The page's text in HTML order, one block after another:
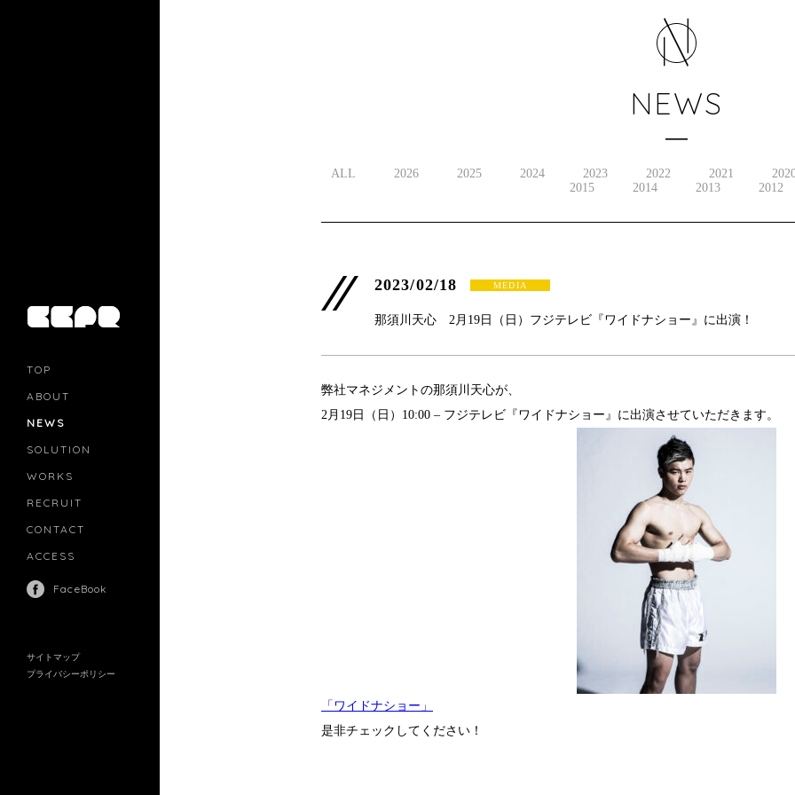
TOP
ABOUT
NEWS
SOLUTION
WORKS
RECRUIT
CONTACT
ACCESS
FaceBook
サイトマップ
プライバシーポリシー
MOVIE MARKETING
INFLUENCERS MARKETING
NEWS
ALL 2026 2025 2024 2023 2022 2021
2015
2014 2013 2012
2023/02/18 MEDIA
那須川天心 2月19日（日）フジテレビ『ワイドナショー』に出演！
弊社マネジメントの那須川天心が、
2月19日（日）10:00 – フジテレビ『ワイドナショー』に出演させていただきます。
「ワイドナショー」
是非チェックしてください！